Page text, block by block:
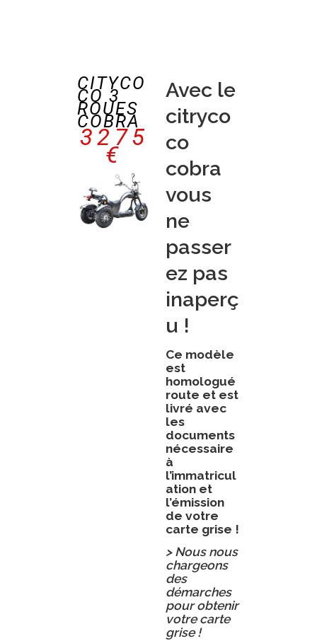
CITYCO
CO 3
ROUES
COBRA
3275
€
Avec le
citryco
co
cobra
vous
ne
passer
ez pas
inaperç
u !
Ce modèle
est
homologué
route et est
livré avec
les
documents
nécessaire
à
l’immatricul
ation et
l’émission
de votre
carte grise !
> Nous nous
chargeons
des
démarches
pour obtenir
votre carte
grise !